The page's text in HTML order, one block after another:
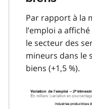
Par rapport à la
l’emploi a
le secteur des
mineurs dans le
biens (+1,5 %).